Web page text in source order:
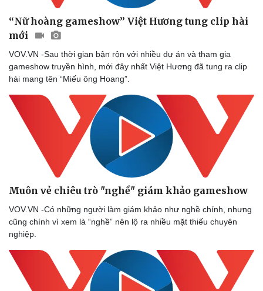
“Nữ hoàng gameshow” Việt Hương tung clip hài
mới
VOV.VN -Sau thời gian bận rộn với nhiều dự án và tham gia
gameshow truyền hình, mới đây nhất Việt Hương đã tung ra clip
hài mang tên “Miếu ông Hoang”.
Muôn vẻ chiêu trò "nghề" giám khảo gameshow
VOV.VN -Có những người làm giám khảo như nghề chính, nhưng
cũng chính vì xem là “nghề” nên lộ ra nhiều mặt thiếu chuyên
nghiệp.